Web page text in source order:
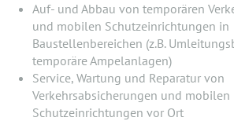
Auf- und Abbau von temporären
und mobilen Schutzeinrichtungen in
Baustellenbereichen (z.B.
temporäre Ampelanlagen)
Service, Wartung und Reparatur von
Verkehrsabsicherungen und mobilen
Schutzeinrichtungen vor Ort